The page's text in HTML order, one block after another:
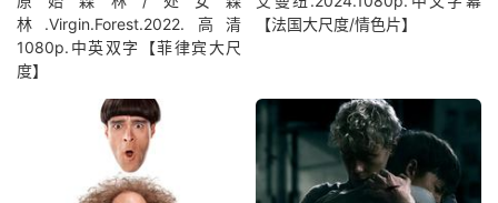
林.Virgin.Forest.2022.高清
1080p.中英双字【菲律宾大尺
度】
【法国大尺度/情色片】